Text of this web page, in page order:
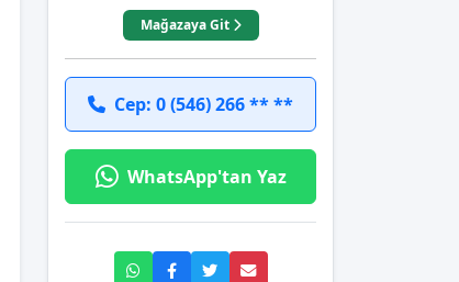
Mağazaya Git
Cep: 0 (546) 266 ** **
WhatsApp'tan Yaz